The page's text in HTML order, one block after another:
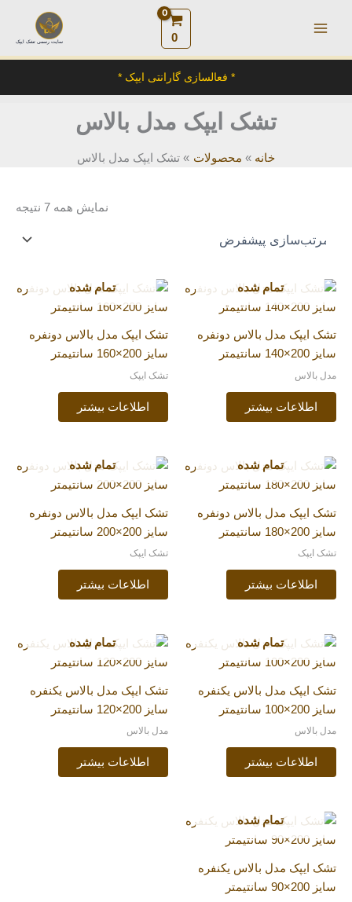
0 سایت رسمی تشک ایپک
* فعالسازی گارانتی ایپک *
تشک ایپک مدل بالاس
خانه محصولات تشک ایپک مدل بالاس
نمایش همه 7 نتیجه
تمام شده
تشک ایپک مدل بالاس دونفره
سایز 200×140 سانتیمتر
مدل بالاس
اطلاعات بیشتر
تمام شده
تشک ایپک مدل بالاس دونفره
سایز 200×160 سانتیمتر
تشک ایپک
اطلاعات بیشتر
تمام شده
تشک ایپک مدل بالاس دونفره
سایز 200×180 سانتیمتر
تشک ایپک
اطلاعات بیشتر
تمام شده
تشک ایپک مدل بالاس دونفره
سایز 200×200 سانتیمتر
تشک ایپک
اطلاعات بیشتر
تمام شده
تشک ایپک مدل بالاس یکنفره
سایز 200×100 سانتیمتر
مدل بالاس
اطلاعات بیشتر
تمام شده
تشک ایپک مدل بالاس یکنفره
سایز 200×120 سانتیمتر
مدل بالاس
اطلاعات بیشتر
تمام شده
تشک ایپک مدل بالاس یکنفره
سایز 200×90 سانتیمتر